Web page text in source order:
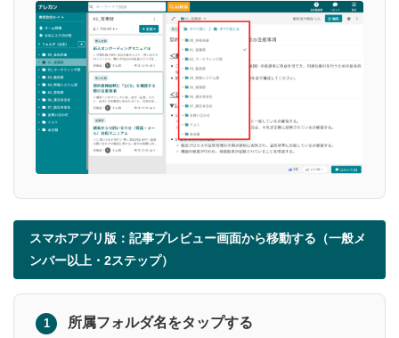
スマホアプリ版：記事プレビュー画面から移動する（一般メ
ンバー以上・2ステップ）
1 所属フォルダ名をタップする